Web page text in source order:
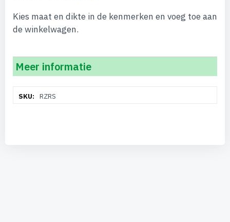
Kies maat en dikte in de kenmerken en voeg toe aan
de winkelwagen.
Meer informatie
informatieRZRS